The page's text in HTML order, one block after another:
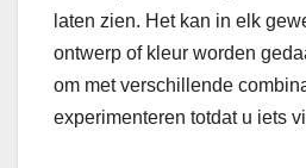
laten zien. Het kan in elk
ontwerp of kleur worden
om met verschillende
experimenteren totdat u iets